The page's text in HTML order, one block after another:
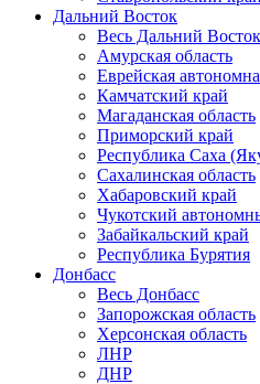
Дальний Восток
Весь Дальний Восток
Амурская область
Еврейская
Камчатский край
Магаданская область
Приморский край
Республика Саха
Сахалинская область
Хабаровский край
Чукотский
Забайкальский край
Республика Бурятия
Донбасс
Весь Донбасс
Запорожская область
Херсонская область
ЛНР
ДНР